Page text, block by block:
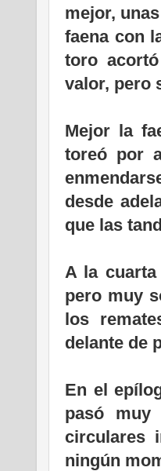
mejor,
faena con
toro
valor, pero
Mejor la
toreó por
desde
que las
A la
pero muy
los
delante de
En el
pasó muy
circulares
ningún